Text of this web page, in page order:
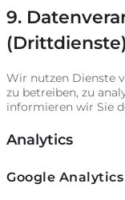
9.
(Drittdienste)
Wir nutzen Dienste
zu betreiben, zu
informieren wir Sie
Analytics
Google